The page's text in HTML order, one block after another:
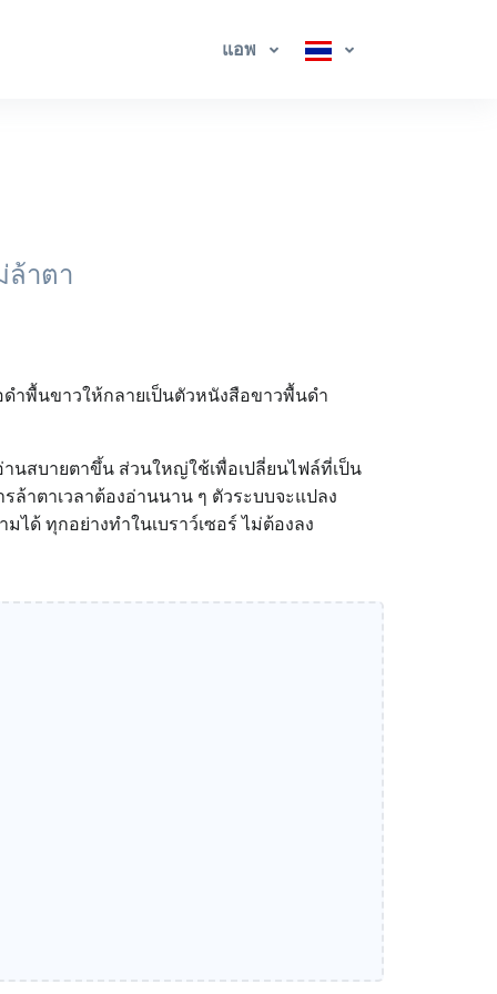
แอพ
ล้าตา
ดำพื้นขาวให้กลายเป็นตัวหนังสือขาวพื้นดำ
านสบายตาขึ้น ส่วนใหญ่ใช้เพื่อเปลี่ยนไฟล์ที่เป็น
าตาเวลาต้องอ่านนาน ๆ ตัวระบบจะแปลง
ด้ ทุกอย่างทำในเบราว์เซอร์ ไม่ต้องลง